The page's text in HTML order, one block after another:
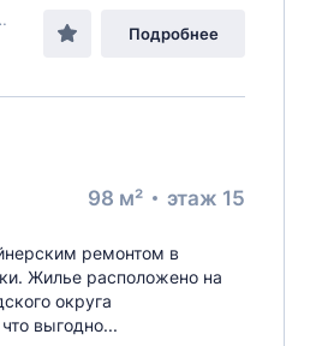
Колхозная, дом 32,
Подробнее
98 м² этаж 15
ремонтом в
Жилье расположено на
округа
выгодно...